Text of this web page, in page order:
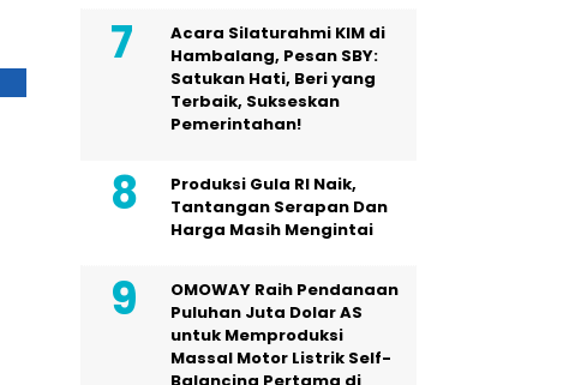
Acara Silaturahmi KIM di
Hambalang, Pesan SBY:
Satukan Hati, Beri yang
Terbaik, Sukseskan
Pemerintahan!
Produksi Gula RI Naik,
Tantangan Serapan Dan
Harga Masih Mengintai
OMOWAY Raih Pendanaan
Puluhan Juta Dolar AS
untuk Memproduksi
Massal Motor Listrik Self-